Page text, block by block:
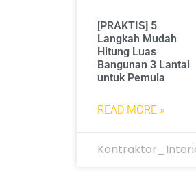
[PRAKTIS] 5
Langkah Mudah
Hitung Luas
Bangunan 3 Lantai
untuk Pemula
READ MORE »